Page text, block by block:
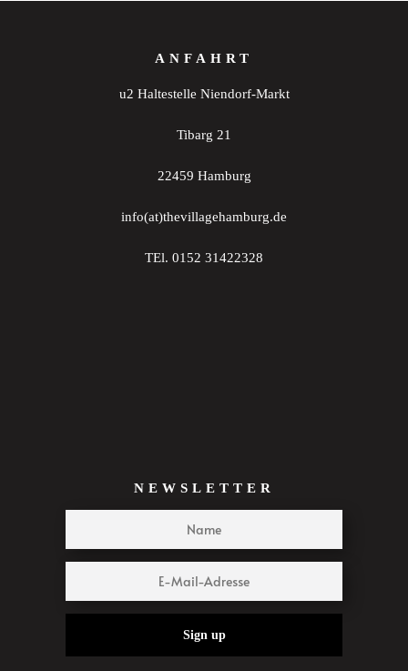
ANFAHRT
u2 Haltestelle Niendorf-Markt
Tibarg 21
22459 Hamburg
info(at)thevillagehamburg.de
TEl. 0152 31422328
NEWSLETTER
Sign up